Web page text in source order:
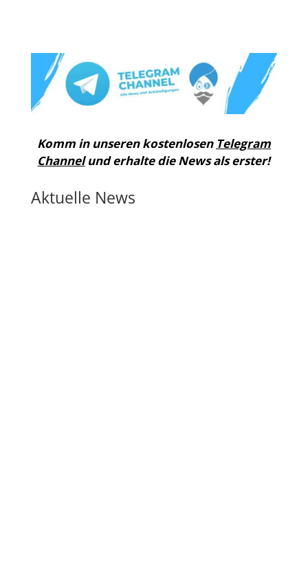
Komm in unseren kostenlosen Telegram
Channelund erhalte die News als erster!
Aktuelle News